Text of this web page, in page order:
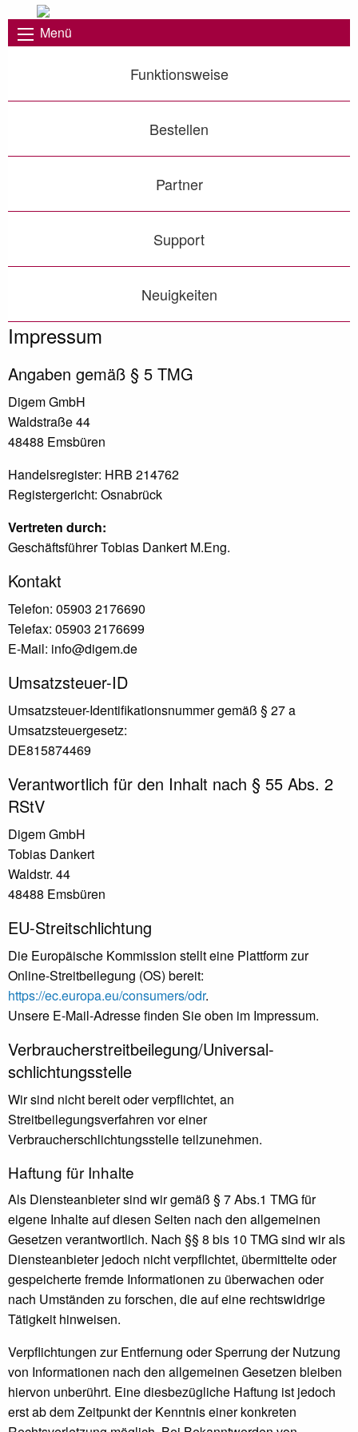
Menü
Funktionsweise
Bestellen
Partner
Support
Neuigkeiten
Impressum
Angaben gemäß § 5 TMG
Digem GmbH
Waldstraße 44
48488 Emsbüren
Handelsregister: HRB 214762
Registergericht: Osnabrück
Vertreten durch:
Geschäftsführer Tobias Dankert M.Eng.
Kontakt
Telefon: 05903 2176690
Telefax: 05903 2176699
E-Mail: info@digem.de
Umsatzsteuer-ID
Umsatzsteuer-Identifikationsnummer gemäß § 27 a
Umsatzsteuergesetz:
DE815874469
Verantwortlich für den Inhalt nach § 55 Abs. 2
RStV
Digem GmbH
Tobias Dankert
Waldstr. 44
48488 Emsbüren
EU-Streitschlichtung
Die Europäische Kommission stellt eine Plattform zur
Online-Streitbeilegung (OS) bereit:
https://ec.europa.eu/consumers/odr.
Unsere E-Mail-Adresse finden Sie oben im Impressum.
Verbraucher­streit­beilegung/Universal­
schlichtungs­stelle
Wir sind nicht bereit oder verpflichtet, an
Streitbeilegungsverfahren vor einer
Verbraucherschlichtungsstelle teilzunehmen.
Haftung für Inhalte
Als Diensteanbieter sind wir gemäß § 7 Abs.1 TMG für
eigene Inhalte auf diesen Seiten nach den allgemeinen
Gesetzen verantwortlich. Nach §§ 8 bis 10 TMG sind wir als
Diensteanbieter jedoch nicht verpflichtet, übermittelte oder
gespeicherte fremde Informationen zu überwachen oder
nach Umständen zu forschen, die auf eine rechtswidrige
Tätigkeit hinweisen.
Verpflichtungen zur Entfernung oder Sperrung der Nutzung
von Informationen nach den allgemeinen Gesetzen bleiben
hiervon unberührt. Eine diesbezügliche Haftung ist jedoch
erst ab dem Zeitpunkt der Kenntnis einer konkreten